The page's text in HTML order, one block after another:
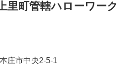
里町管轄ハローワーク
庄市中央2-5-1